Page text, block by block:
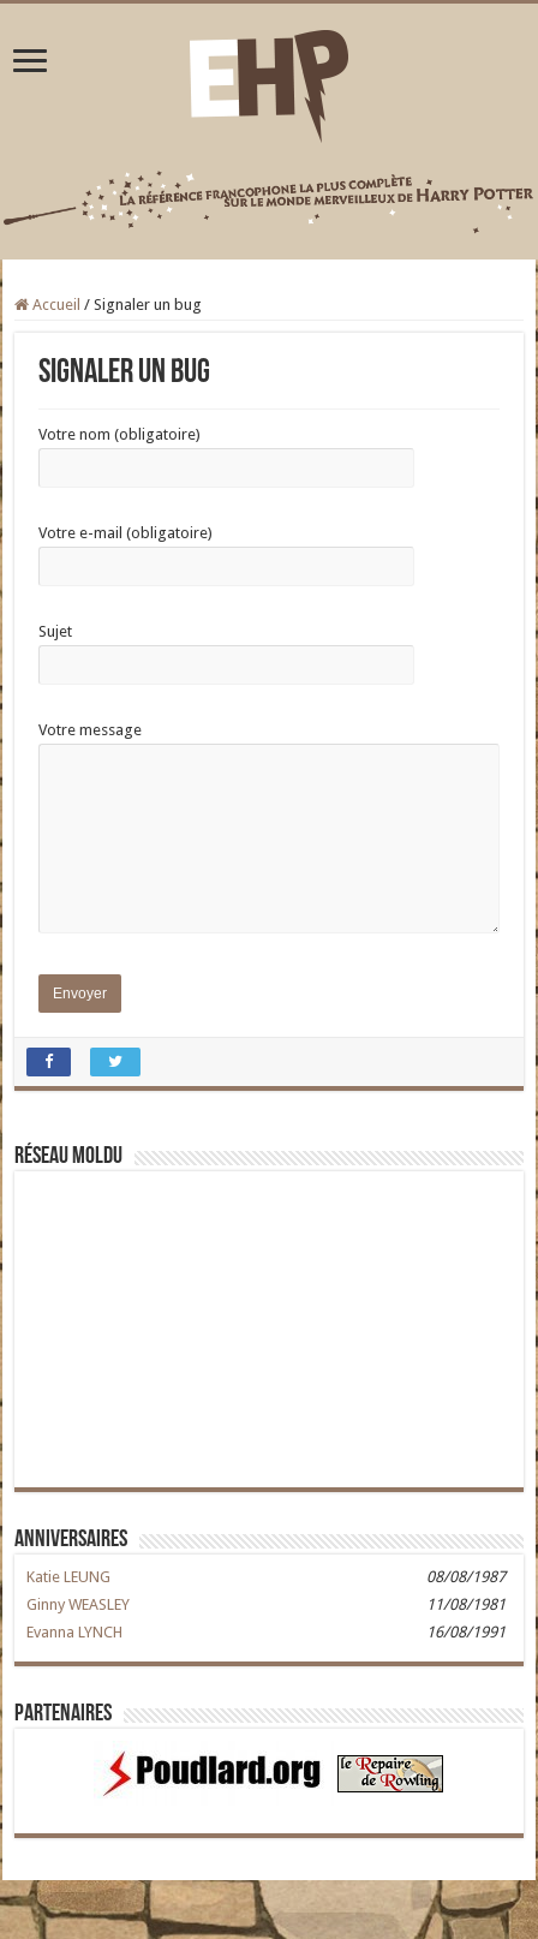
Accueil / Signaler un bug
Signaler un bug
Votre nom (obligatoire)
Votre e-mail (obligatoire)
Sujet
Votre message
Réseau moldu
Anniversaires
Katie LEUNG
08/08/1987
Ginny WEASLEY
11/08/1981
Evanna LYNCH
16/08/1991
Partenaires